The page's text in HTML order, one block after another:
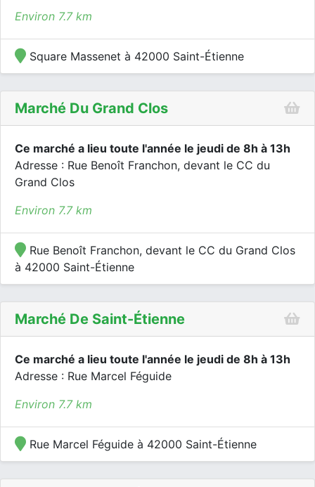
Environ 7.7 km
Square Massenet à 42000 Saint-Étienne
Marché Du Grand Clos
Ce marché a lieu toute l'année le jeudi de 8h à 13h
Adresse : Rue Benoît Franchon, devant le CC du
Grand Clos
Environ 7.7 km
Rue Benoît Franchon, devant le CC du Grand Clos
à 42000 Saint-Étienne
Marché De Saint-Étienne
Ce marché a lieu toute l'année le jeudi de 8h à 13h
Adresse : Rue Marcel Féguide
Environ 7.7 km
Rue Marcel Féguide à 42000 Saint-Étienne